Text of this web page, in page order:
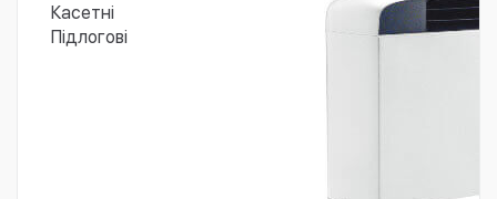
Касетні
Підлогові